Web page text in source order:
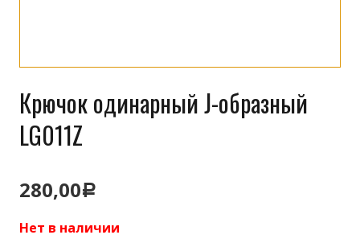
Крючок одинарный J-образный
LG011Z
280,00Р
Нет в наличии